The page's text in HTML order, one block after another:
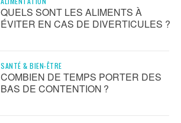
QUELS SONT LES ALIMENTS À
ÉVITER EN CAS DE DIVERTICULES ?
SANTÉ & BIEN-ÊTRE
COMBIEN DE TEMPS PORTER DES
BAS DE CONTENTION ?